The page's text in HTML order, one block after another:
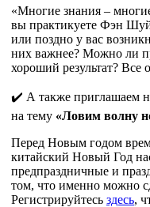
«Многие знания –
вы практикуете Фэн Шуй
или поздно у вас
них важнее? Можно ли
хороший результат? Все
✔️ А также приглашаем
на тему «Ловим волну
Перед Новым годом
китайский Новый Год
предпраздничные и
том, что именно можно
Регистрируйтесь здесь,